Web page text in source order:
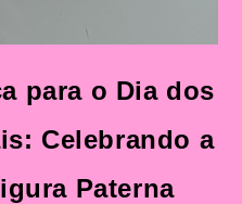
para o Dia dos
Celebrando a
Paterna